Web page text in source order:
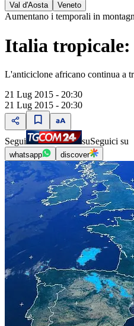
Val d'Aosta
Veneto
Aumentano i temporali in
Italia tropicale:
L'anticiclone africano continua a
21 Lug 2015 - 20:30
21 Lug 2015 - 20:30
Segui suSeguici su
whatsapp discover